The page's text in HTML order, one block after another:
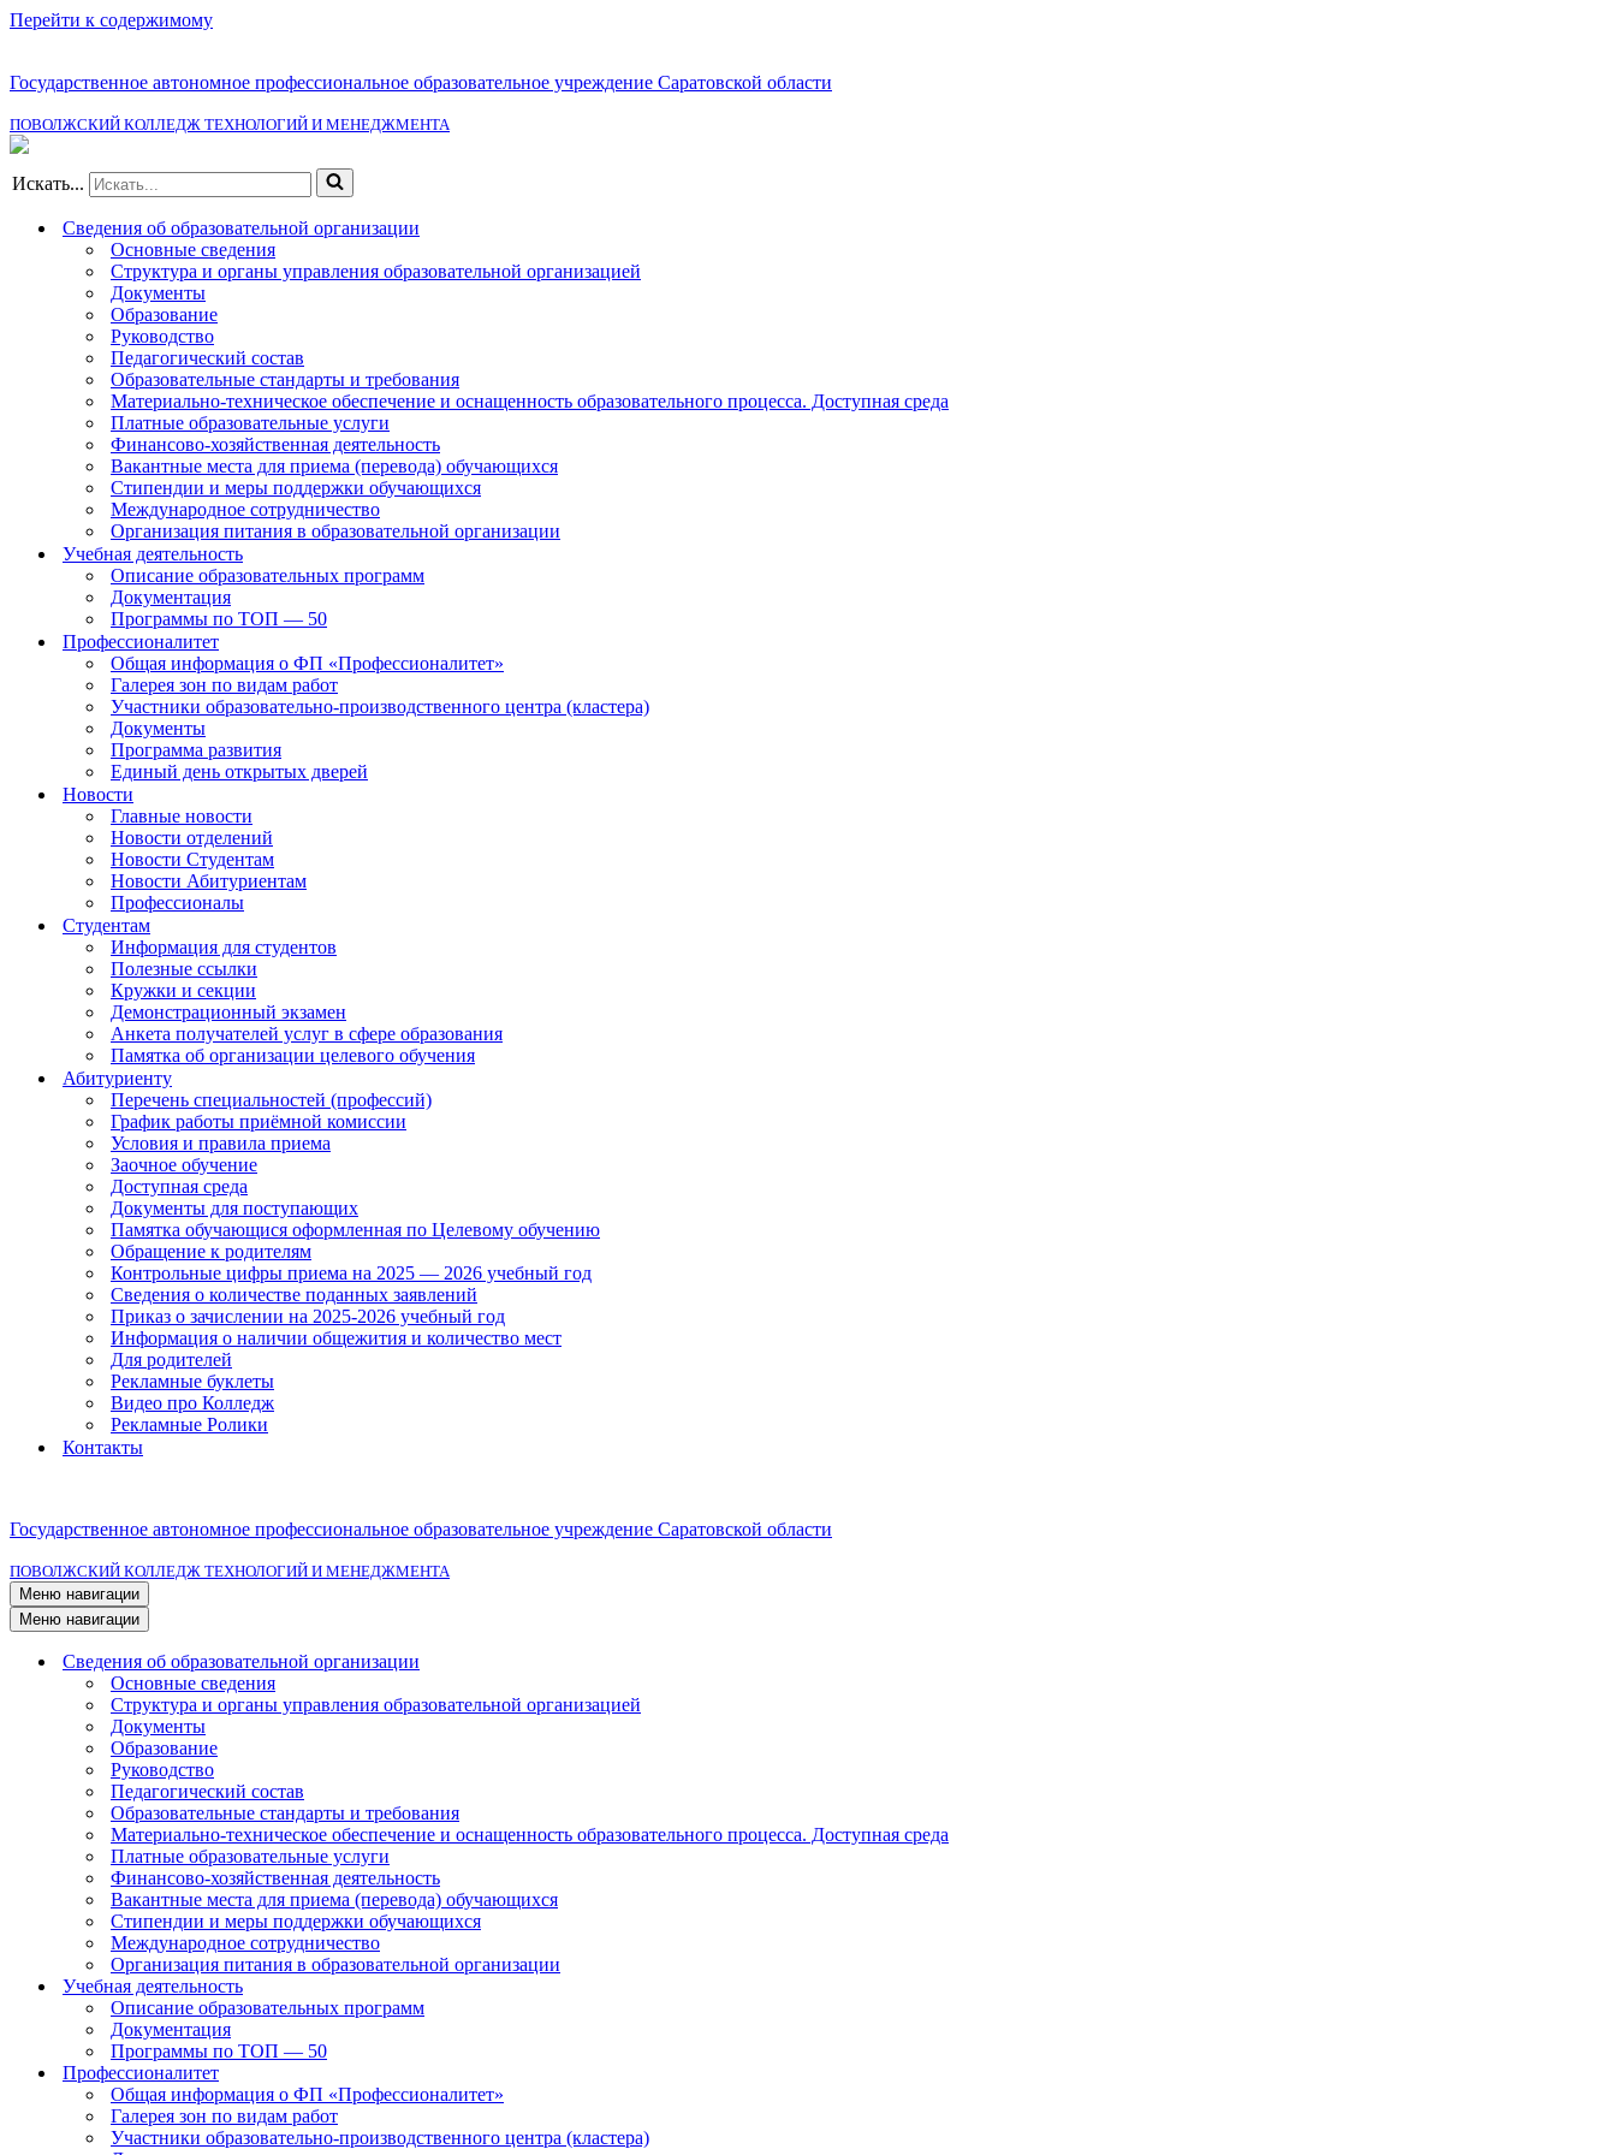
Перейти к содержимому
Государственное автономное профессиональное образовательное учреждение Саратовской области
ПОВОЛЖСКИЙ КОЛЛЕДЖ ТЕХНОЛОГИЙ И МЕНЕДЖМЕНТА
Искать...
Сведения об образовательной организации
Основные сведения
Структура и органы управления образовательной организацией
Документы
Образование
Руководство
Педагогический состав
Образовательные стандарты и требования
Материально-техническое обеспечение и оснащенность образовательного процесса. Доступная среда
Платные образовательные услуги
Финансово-хозяйственная деятельность
Вакантные места для приема (перевода) обучающихся
Стипендии и меры поддержки обучающихся
Международное сотрудничество
Организация питания в образовательной организации
Учебная деятельность
Описание образовательных программ
Документация
Программы по ТОП — 50
Профессионалитет
Общая информация о ФП «Профессионалитет»
Галерея зон по видам работ
Участники образовательно-производственного центра (кластера)
Документы
Программа развития
Единый день открытых дверей
Новости
Главные новости
Новости отделений
Новости Студентам
Новости Абитуриентам
Профессионалы
Студентам
Информация для студентов
Полезные ссылки
Кружки и секции
Демонстрационный экзамен
Анкета получателей услуг в сфере образования
Памятка об организации целевого обучения
Абитуриенту
Перечень специальностей (профессий)
График работы приёмной комиссии
Условия и правила приема
Заочное обучение
Доступная среда
Документы для поступающих
Памятка обучающися оформленная по Целевому обучению
Обращение к родителям
Контрольные цифры приема на 2025 — 2026 учебный год
Сведения о количестве поданных заявлений
Приказ о зачислении на 2025-2026 учебный год
Информация о наличии общежития и количество мест
Для родителей
Рекламные буклеты
Видео про Колледж
Рекламные Ролики
Контакты
Государственное автономное профессиональное образовательное учреждение Саратовской области
ПОВОЛЖСКИЙ КОЛЛЕДЖ ТЕХНОЛОГИЙ И МЕНЕДЖМЕНТА
Меню навигации
Меню навигации
Сведения об образовательной организации
Основные сведения
Структура и органы управления образовательной организацией
Документы
Образование
Руководство
Педагогический состав
Образовательные стандарты и требования
Материально-техническое обеспечение и оснащенность образовательного процесса. Доступная среда
Платные образовательные услуги
Финансово-хозяйственная деятельность
Вакантные места для приема (перевода) обучающихся
Стипендии и меры поддержки обучающихся
Международное сотрудничество
Организация питания в образовательной организации
Учебная деятельность
Описание образовательных программ
Документация
Программы по ТОП — 50
Профессионалитет
Общая информация о ФП «Профессионалитет»
Галерея зон по видам работ
Участники образовательно-производственного центра (кластера)